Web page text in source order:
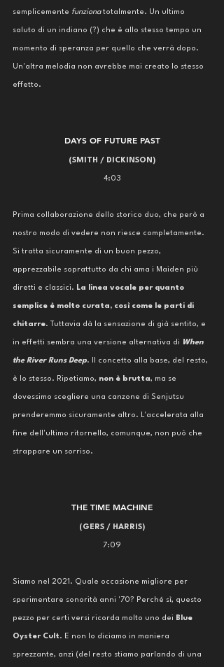
semplicemente funziona totalmente. Un ultimo
saluto di un indiano (?) che è allo stesso tempo un
momento di speranza per quello che verrà dopo.
Un'altra melodia non avrebbe mai creato lo stesso
effetto.
DAYS OF FUTURE PAST
(SMITH / DICKINSON)
4:03
Prima collaborazione dello storico duo, che però a
nostro modo di vedere non riesce completamente.
Si tratta sicuramente di un buon pezzo,
apprezzabile soprattutto da chi ama i Maiden più
diretti e classici. La linea vocale per quanto
semplice è molto curata, così come le parti di
chitarre. Tuttavia dà la sensazione di già sentito, e
in effetti sembra una versione alternativa di When
the River Runs Deep. Il concetto alla base, del resto,
è lo stesso. Ripetiamo, non è brutta, ma se
dovessimo scegliere una canzone di Senjutsu
prenderemmo sicuramente altro. L'accelerata alla
fine dell'ultimo ritornello, comunque, non può che
strappare un sorriso.
THE TIME MACHINE
(GERS / HARRIS)
7:09
Siamo nel 2021. Quale occasione migliore per
sperimentare sonorità anni '70? Perché sì, questo
pezzo per certi versi ricorda molto uno dei Blue
Oyster Cult. E non lo diciamo in maniera
sprezzante, anzi (del resto stiamo parlando di una